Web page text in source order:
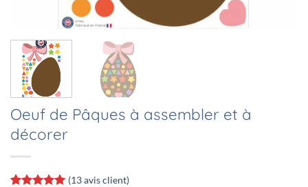
Oeuf de Pâques à assembler et à
décorer
(13avis client)